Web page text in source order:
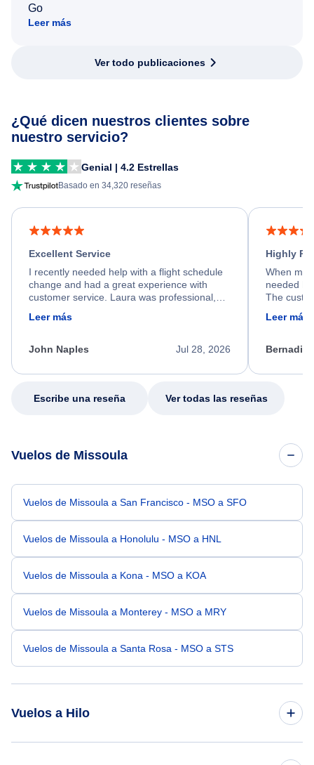
Go
Leer más
Ver todo publicaciones
¿Qué dicen nuestros clientes sobre
nuestro servicio?
Genial | 4.2 Estrellas
Basado en 34,320 reseñas
Excellent Service
I recently needed help with a flight schedule
change and had a great experience with
customer service. Laura was professional,
friendly, and very helpful throughout the
process. She quickly found a solution and
appreciate her excellent service.
Leer más
Jul 28, 2026
John Naples
Highly
When my
needed
The
calm,
my issue.
Leer más
Escribe una reseña Ver todas las reseñas
Vuelos de Missoula
Vuelos de Missoula a San Francisco - MSO a SFO
Vuelos de Missoula a Honolulu - MSO a HNL
Vuelos de Missoula a Kona - MSO a KOA
Vuelos de Missoula a Monterey - MSO a MRY
Vuelos de Missoula a Santa Rosa - MSO a STS
Vuelos a Hilo